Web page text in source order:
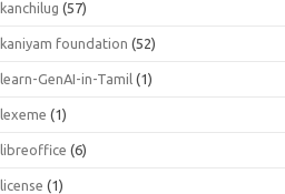
kanchilug (57)
kaniyam foundation (52)
learn-GenAI-in-Tamil (1)
lexeme (1)
libreoffice (6)
license (1)